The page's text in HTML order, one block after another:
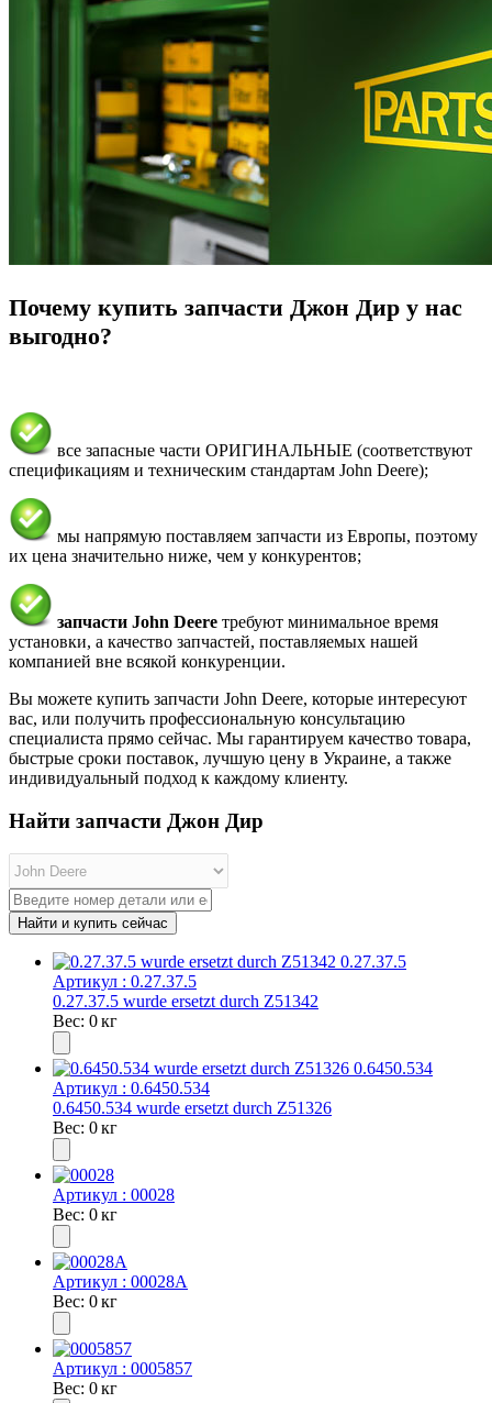
Почему купить запчасти Джон Дир у нас
выгодно?
все запасные части ОРИГИНАЛЬНЫЕ (соответствуют
спецификациям и техническим стандартам John Deere);
мы напрямую поставляем запчасти из Европы, поэтому
их цена значительно ниже, чем у конкурентов;
запчасти John Deere требуют минимальное время
установки, а качество запчастей, поставляемых нашей
компанией вне всякой конкуренции.
Вы можете купить запчасти John Deere, которые интересуют
вас, или получить профессиональную консультацию
специалиста прямо сейчас. Мы гарантируем качество товара,
быстрые сроки поставок, лучшую цену в Украине, а также
индивидуальный подход к каждому клиенту.
Найти запчасти Джон Дир
Артикул : 0.27.37.5
0.27.37.5 wurde ersetzt durch Z51342
Вес: 0 кг
Артикул : 0.6450.534
0.6450.534 wurde ersetzt durch Z51326
Вес: 0 кг
Артикул : 00028
Вес: 0 кг
Артикул : 00028A
Вес: 0 кг
Артикул : 0005857
Вес: 0 кг